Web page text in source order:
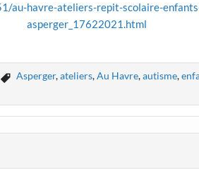
au-havre-ateliers-repit-scolaire-
asperger_17622021.html
Asperger,ateliers,Au Havre,autisme,